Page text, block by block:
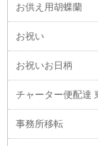
お供え用胡蝶蘭
お祝い
お祝いお日柄
チャーター便配達
事務所移転